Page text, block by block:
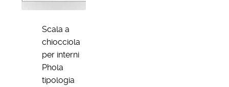
Scala a
chiocciola
per interni
Phola
tipologia